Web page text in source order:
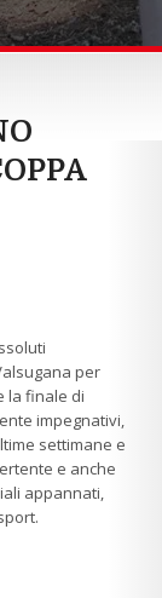
per
la finale di
impegnativi,
settimane e
e anche
appannati,